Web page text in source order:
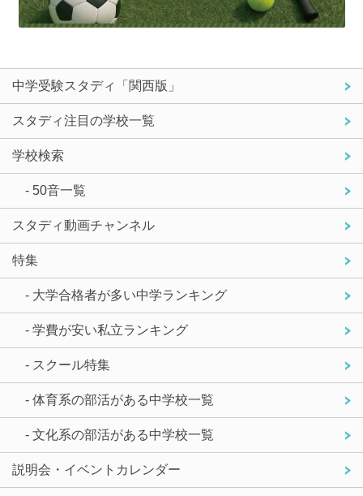
中学受験スタディ「関西版」
スタディ注目の学校一覧
学校検索
- 50音一覧
スタディ動画チャンネル
特集
- 大学合格者が多い中学ランキング
- 学費が安い私立ランキング
- スクール特集
- 体育系の部活がある中学校一覧
- 文化系の部活がある中学校一覧
説明会・イベントカレンダー